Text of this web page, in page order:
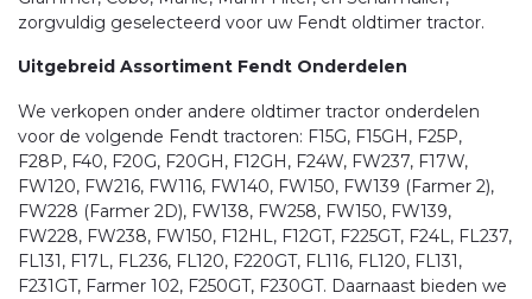
zorgvuldig geselecteerd voor uw Fendt oldtimer tractor.
Uitgebreid Assortiment Fendt Onderdelen
We verkopen onder andere oldtimer tractor onderdelen
voor de volgende Fendt tractoren: F15G, F15GH, F25P,
F28P, F40, F20G, F20GH, F12GH, F24W, FW237, F17W,
FW120, FW216, FW116, FW140, FW150, FW139 (Farmer 2),
FW228 (Farmer 2D), FW138, FW258, FW150, FW139,
FW228, FW238, FW150, F12HL, F12GT, F225GT, F24L, FL237,
FL131, F17L, FL236, FL120, F220GT, FL116, FL120, FL131,
F231GT, Farmer 102, F250GT, F230GT. Daarnaast bieden we